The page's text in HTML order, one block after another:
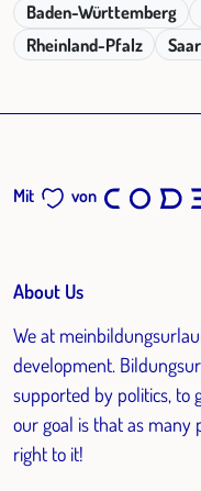
Baden-Württemberg
Rheinland-Pfalz
Mit von
About Us
We at
development.
supported by politics, to
our goal is that as many
right to it!